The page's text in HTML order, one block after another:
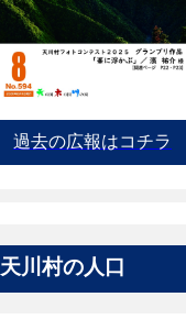
過去の広報はコチラ
天川村の人口